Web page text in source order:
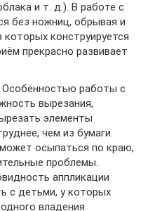
и т. д.). В работе с
без ножниц, обрывая и
конструируется
прекрасно развивает
Особенностью работы с
вырезания,
элементы
чем из бумаги.
осыпаться по краю,
проблемы.
аппликации
с детьми, у которых
владения